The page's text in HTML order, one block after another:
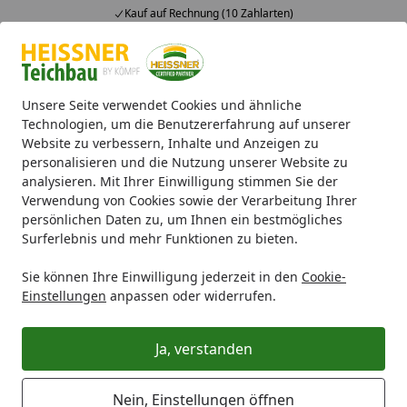
Unsere Seite verwendet Cookies und ähnliche
Technologien, um die Benutzererfahrung auf unserer
Website zu verbessern, Inhalte und Anzeigen zu
personalisieren und die Nutzung unserer Website zu
analysieren. Mit Ihrer Einwilligung stimmen Sie der
Verwendung von Cookies sowie der Verarbeitung Ihrer
persönlichen Daten zu, um Ihnen ein bestmögliches
Surferlebnis und mehr Funktionen zu bieten.
Sie können Ihre Einwilligung jederzeit in den Cookie-
Einstellungen anpassen oder widerrufen.
Ja, verstanden
Nein, Einstellungen öffnen
Kauf auf Rechnung (10 Zahlarten)
Alle Produkte
Mein Konto
Suchen
Startseite
Teichbau Teichfolie Vliese
Vliese
Ihre Artikelübersicht
Kategorien
Filter / Sortierung
3 Artikel gefunden